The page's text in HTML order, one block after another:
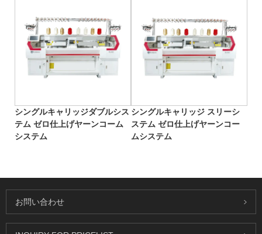
シングルキャリッジダブルシス
テム ゼロ仕上げヤーンコーム
システム
シングルキャリッジ スリーシ
ステム ゼロ仕上げヤーンコー
ムシステム
お問い合わせ